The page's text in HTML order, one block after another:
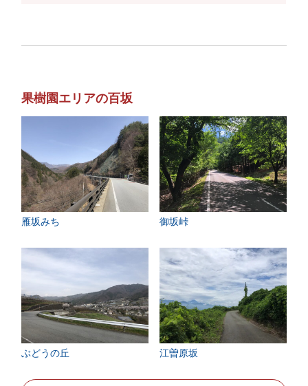
果樹園エリアの百坂
雁坂みち 御坂峠
ぶどうの丘 江曽原坂